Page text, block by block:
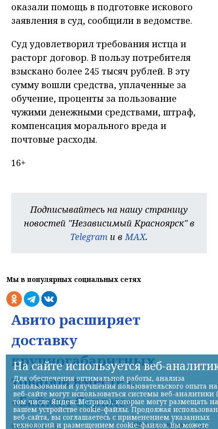
оказали помощь в подготовке искового
заявления в суд, сообщили в ведомстве.
Суд удовлетворил требования истца и
расторг договор. В пользу потребителя
взыскано более 245 тысяч рублей. В эту
сумму вошли средства, уплаченные за
обучение, проценты за пользование
чужими денежными средствами, штраф,
компенсация морального вреда и
почтовые расходы.
16+
Подписывайтесь на нашу страницу
новостей "Независимый Красноярск" в
Telegram и вMAX.
Мы в популярных социальных сетях
Авито расширяет
доставку
крупногабаритных
товаров вместе с
«Байкал Сервис»
06.08.2026 21:22 НИА-Красноярск
На сайте используется веб-
Для обеспечения оптимальной работы, анализа
использования и улучшения пользовательского опыта на
веб-сайте могут использоваться системы веб-аналитики
том числе Яндекс.Метрика), которые могут размещать на
вашем устройстве cookie-файлы. Продолжая
веб-сайта, вы соглашаетесь с применением указанных
технологий и размещением cookie-файлов. Вы можете